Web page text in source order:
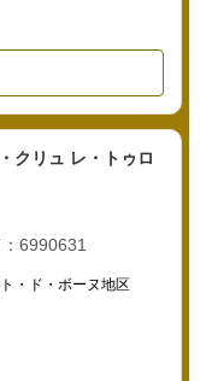
クリュ レ・トゥロ
6990631
・ド・ボーヌ地区